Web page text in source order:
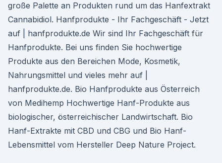
große Palette an Produkten rund um das Hanfextrakt
Cannabidiol. Hanfprodukte - Ihr Fachgeschäft - Jetzt
auf | hanfprodukte.de Wir sind Ihr Fachgeschäft für
Hanfprodukte. Bei uns finden Sie hochwertige
Produkte aus den Bereichen Mode, Kosmetik,
Nahrungsmittel und vieles mehr auf |
hanfprodukte.de. Bio Hanfprodukte aus Österreich
von Medihemp Hochwertige Hanf-Produkte aus
biologischer, österreichischer Landwirtschaft. Bio
Hanf-Extrakte mit CBD und CBG und Bio Hanf-
Lebensmittel vom Hersteller Deep Nature Project.